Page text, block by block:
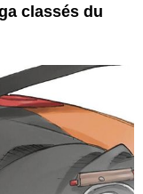
classés du